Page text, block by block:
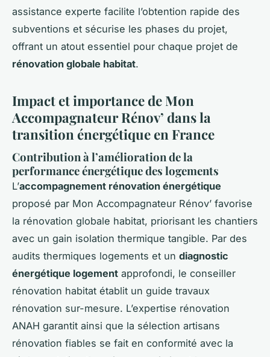
assistance experte facilite l’obtention rapide des
subventions et sécurise les phases du projet,
offrant un atout essentiel pour chaque projet de
rénovation globale habitat.
Impact et importance de Mon
Accompagnateur Rénov’ dans la
transition énergétique en France
Contribution à l’amélioration de la
performance énergétique des logements
L’accompagnement rénovation énergétique
proposé par Mon Accompagnateur Rénov’ favorise
la rénovation globale habitat, priorisant les chantiers
avec un gain isolation thermique tangible. Par des
audits thermiques logements et un diagnostic
énergétique logement approfondi, le conseiller
rénovation habitat établit un guide travaux
rénovation sur-mesure. L’expertise rénovation
ANAH garantit ainsi que la sélection artisans
rénovation fiables se fait en conformité avec la